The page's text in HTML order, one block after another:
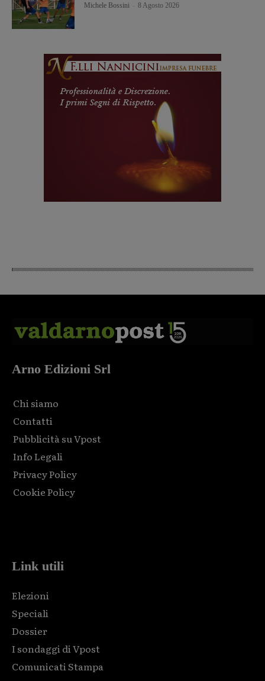
Michele Bossini 8 Agosto 2026
Arno Edizioni Srl
Chi siamo
Contatti
Pubblicità su Vpost
Info Legali
Privacy Policy
Cookie Policy
Link utili
Elezioni
Speciali
Dossier
I sondaggi di Vpost
Comunicati Stampa